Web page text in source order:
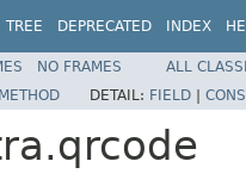
TREE DEPRECATED INDEX
NO FRAMES
ALL
METHOD DETAIL: FIELD |